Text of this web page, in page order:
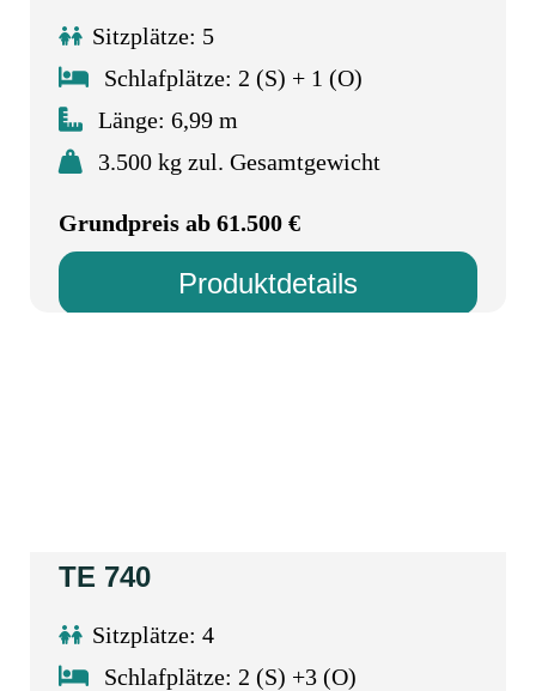
Sitzplätze: 5
Schlafplätze: 2 (S) + 1 (O)
Länge: 6,99 m
3.500 kg zul. Gesamtgewicht
Grundpreis ab 61.500 €
Produktdetails
TE 740
Sitzplätze: 4
Schlafplätze: 2 (S) +3 (O)